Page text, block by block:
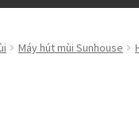
Máy hút mùi Sunhouse